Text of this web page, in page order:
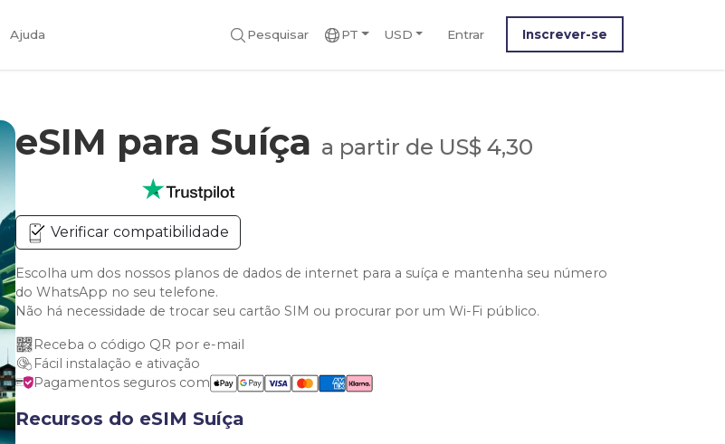
Ajuda Pesquisar PT USD Entrar Inscrever-se
eSIM para Suíça a partir de US$ 4,30
Verificar compatibilidade
Escolha um dos nossos planos de dados de internet para a suíça e mantenha seu número
do WhatsApp no seu telefone.
Não há necessidade de trocar seu cartão SIM ou procurar por um Wi-Fi público.
Receba o código QR por e-mail
Fácil instalação e ativação
Pagamentos seguros com
Recursos do eSIM Suíça